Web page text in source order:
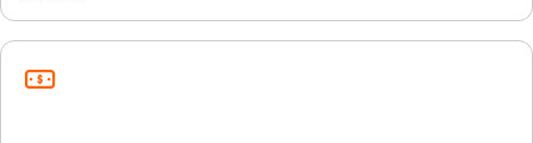
salario_outline